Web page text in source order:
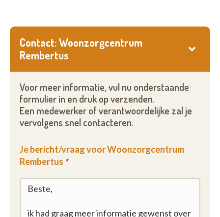
Contact: Woonzorgcentrum
Rembertus
Voor meer informatie, vul nu onderstaande
formulier in en druk op verzenden.
Een medewerker of verantwoordelijke zal je
vervolgens snel contacteren.
Je bericht/vraag voor Woonzorgcentrum
Rembertus